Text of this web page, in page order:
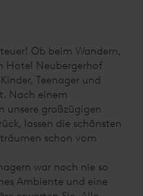
Ob beim Wandern,
Hotel Neubergerhof
Teenager und
Nach einem
unsere großzügigen
lassen die schönsten
schon vom
war noch nie so
Ambiente und eine